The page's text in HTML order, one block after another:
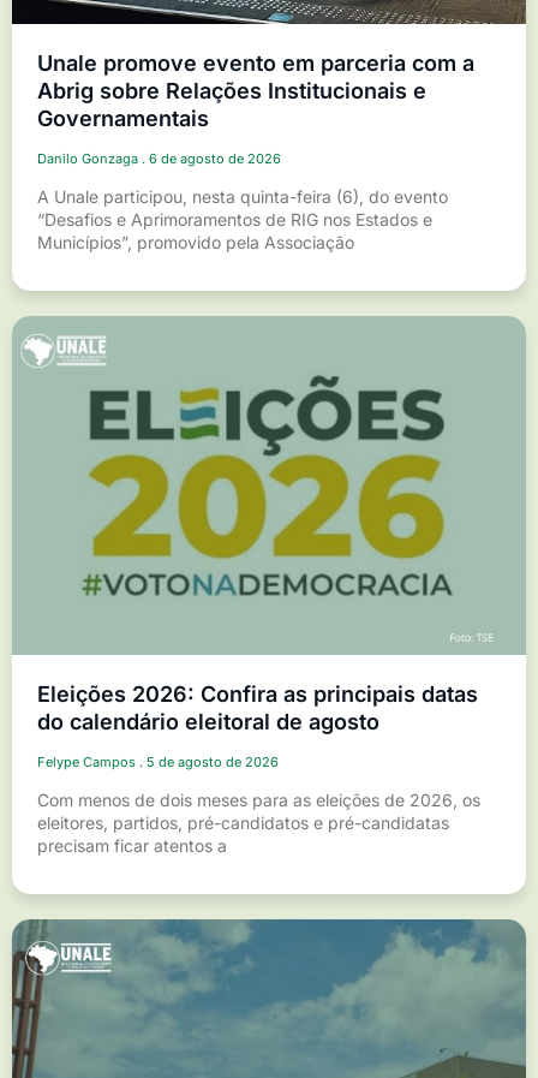
Unale promove evento em parceria com a
Abrig sobre Relações Institucionais e
Governamentais
Danilo Gonzaga 6 de agosto de 2026
A Unale participou, nesta quinta-feira (6), do evento
“Desafios e Aprimoramentos de RIG nos Estados e
Municípios”, promovido pela Associação
Eleições 2026: Confira as principais datas
do calendário eleitoral de agosto
Felype Campos 5 de agosto de 2026
Com menos de dois meses para as eleições de 2026, os
eleitores, partidos, pré-candidatos e pré-candidatas
precisam ficar atentos a